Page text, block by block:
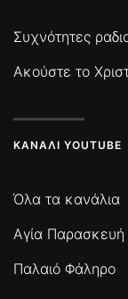
Συχνότητες
Ακούστε το
ΚΑΝΆΛΙ YOUTUBE
Όλα τα κανάλια
Αγία Παρασκευή
Παλαιό Φάληρο